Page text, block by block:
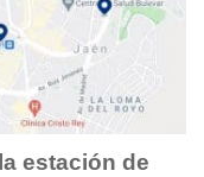
estación de